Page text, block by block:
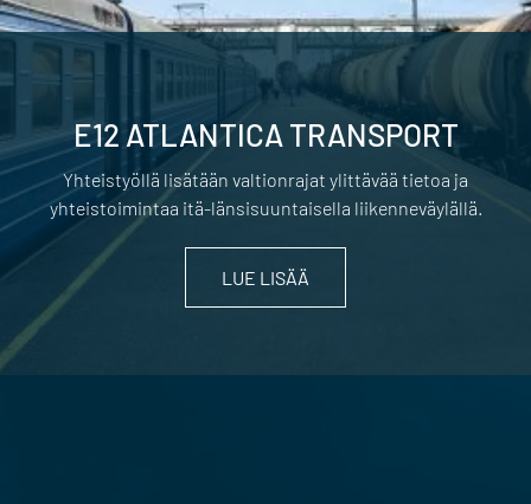
E12 ATLANTICA TRANSPORT
Yhteistyöllä lisätään valtionrajat ylittävää tietoa ja
yhteistoimintaa itä-länsisuuntaisella liikenneväylällä.
LUE LISÄÄ